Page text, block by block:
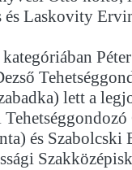
és Laskovity
lett a
és